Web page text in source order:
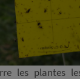
les plantes